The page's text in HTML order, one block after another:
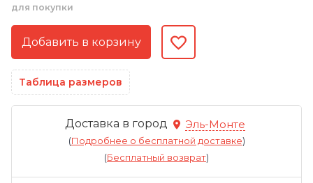
для покупки
Таблица размеров
Доставка в город Эль-Монте
(Подробнее о бесплатной доставке)
(Бесплатный возврат)